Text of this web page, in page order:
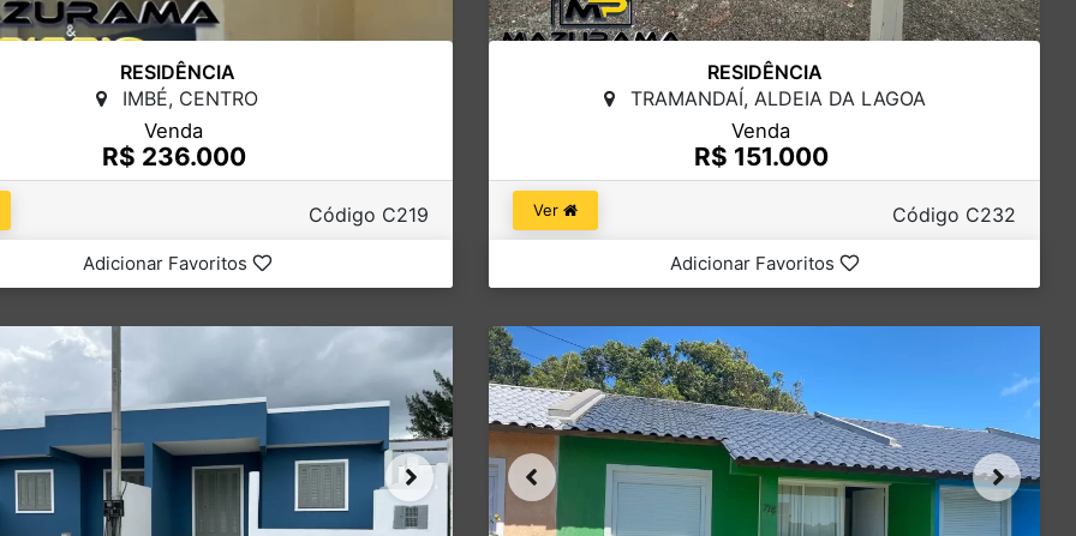
RESIDÊNCIA
IMBÉ, CENTRO
Venda
R$ 236.000
Código C219
Adicionar Favoritos
RESIDÊNCIA
TRAMANDAÍ, ALDEIA DA LAGOA
Venda
R$ 151.000
Ver Código C232
Adicionar Favoritos